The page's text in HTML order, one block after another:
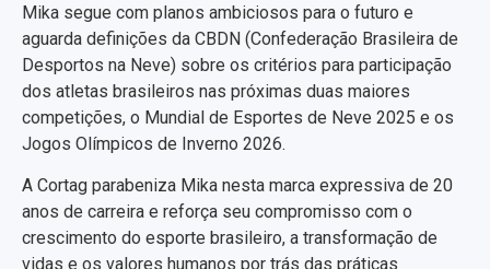
Mika segue com planos ambiciosos para o futuro e
aguarda definições da CBDN (Confederação Brasileira de
Desportos na Neve) sobre os critérios para participação
dos atletas brasileiros nas próximas duas maiores
competições, o Mundial de Esportes de Neve 2025 e os
Jogos Olímpicos de Inverno 2026.
A Cortag parabeniza Mika nesta marca expressiva de 20
anos de carreira e reforça seu compromisso com o
crescimento do esporte brasileiro, a transformação de
vidas e os valores humanos por trás das práticas